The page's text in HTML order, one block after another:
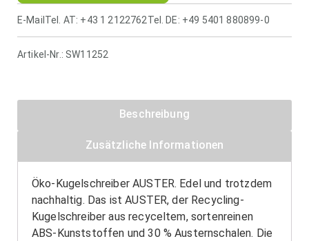
E-Mail Tel. AT: +43 1 2122762Tel. DE: +49 5401 880899-0
Artikel-Nr.: SW11252
Beschreibung
Zusätzliche Informationen
Öko-Kugelschreiber AUSTER. Edel und trotzdem
nachhaltig. Das ist AUSTER, der Recycling-
Kugelschreiber aus recyceltem, sortenreinen
ABS-Kunststoffen und 30 % Austernschalen. Die